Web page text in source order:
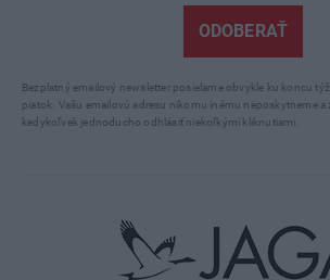
ODOBERAŤ
Bezplatný emailový newsletter posielame obvykle ku koncu
piatok. Vašu emailovú adresu nikomu inému neposkytneme
kedykoľvek jednoducho odhlásiť niekoľkými kliknutiami.